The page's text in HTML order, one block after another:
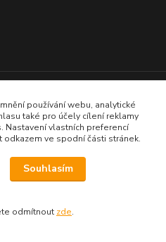
používání webu, analytické
také pro účely cílení reklamy
Nastavení vlastních preferencí
ve spodní části stránek.
Souhlasím
odmítnout zde.